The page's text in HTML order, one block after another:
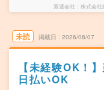
派遣会社 株式会社
未読 掲載日 2026/08/07
【未経験OK！
日払いOK